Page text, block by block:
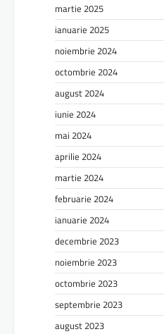
martie 2025
ianuarie 2025
noiembrie 2024
octombrie 2024
august 2024
iunie 2024
mai 2024
aprilie 2024
martie 2024
februarie 2024
ianuarie 2024
decembrie 2023
noiembrie 2023
octombrie 2023
septembrie 2023
august 2023